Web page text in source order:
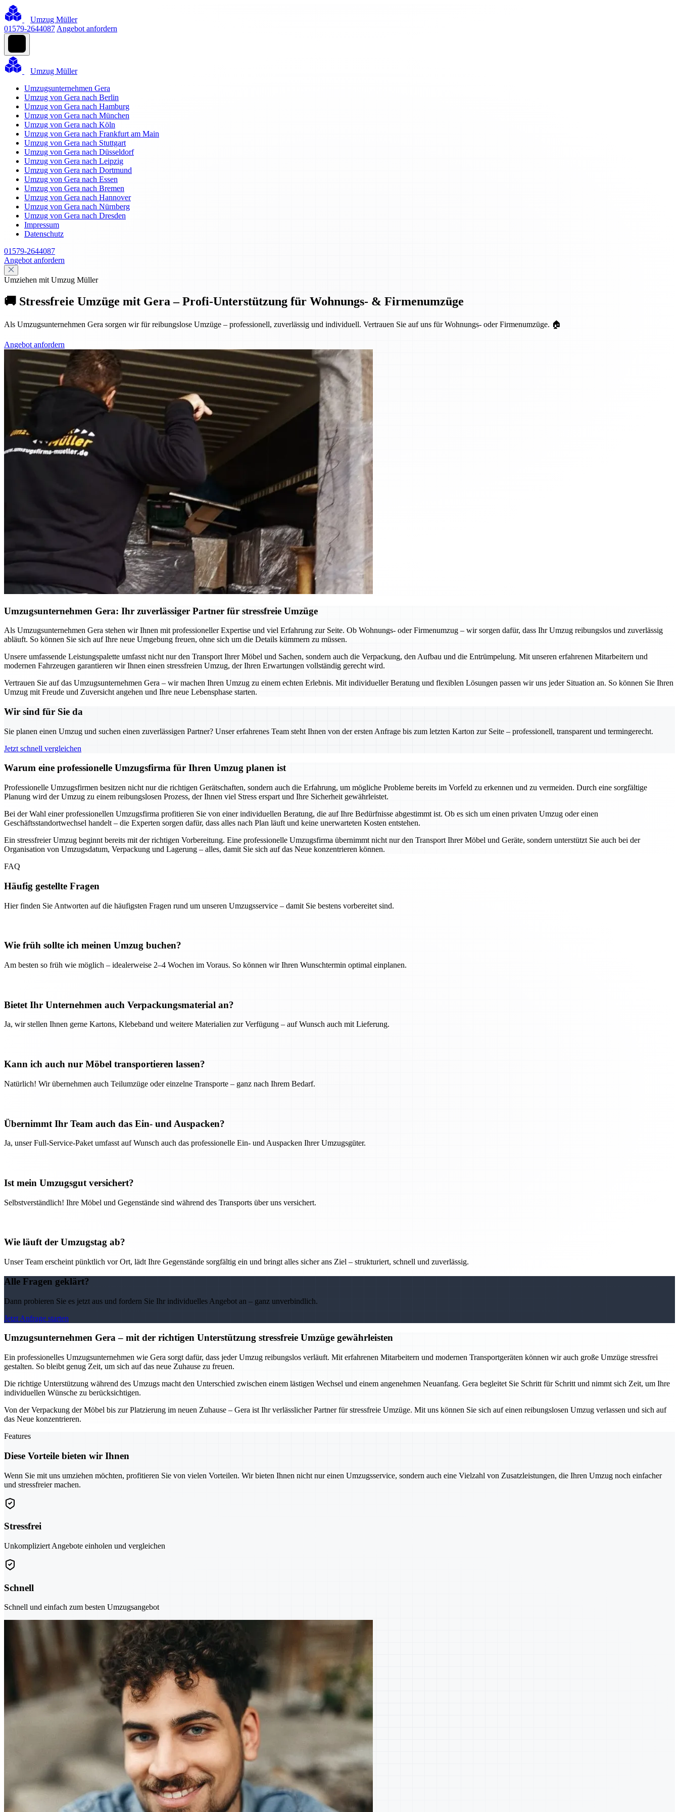
Umzug Müller
01579-2644087 Angebot anfordern
Umzug Müller
Umzugsunternehmen Gera
Umzug von Gera nach Berlin
Umzug von Gera nach Hamburg
Umzug von Gera nach München
Umzug von Gera nach Köln
Umzug von Gera nach Frankfurt am Main
Umzug von Gera nach Stuttgart
Umzug von Gera nach Düsseldorf
Umzug von Gera nach Leipzig
Umzug von Gera nach Dortmund
Umzug von Gera nach Essen
Umzug von Gera nach Bremen
Umzug von Gera nach Hannover
Umzug von Gera nach Nürnberg
Umzug von Gera nach Dresden
Impressum
Datenschutz
01579-2644087
Angebot anfordern
Umziehen mit Umzug Müller
🚚 Stressfreie Umzüge mit Gera – Profi-Unterstützung für Wohnungs- & Firmenumzüge
Als Umzugsunternehmen Gera sorgen wir für reibungslose Umzüge – professionell, zuverlässig und individuell. Vertrauen Sie auf uns für Wohnungs- oder Firmenumzüge. 🏠
Angebot anfordern
Umzugsunternehmen Gera: Ihr zuverlässiger Partner für stressfreie Umzüge
Als Umzugsunternehmen Gera stehen wir Ihnen mit professioneller Expertise und viel Erfahrung zur Seite. Ob Wohnungs- oder Firmenumzug – wir sorgen dafür, dass Ihr Umzug reibungslos und zuverlässig
abläuft. So können Sie sich auf Ihre neue Umgebung freuen, ohne sich um die Details kümmern zu müssen.
Unsere umfassende Leistungspalette umfasst nicht nur den Transport Ihrer Möbel und Sachen, sondern auch die Verpackung, den Aufbau und die Entrümpelung. Mit unseren erfahrenen Mitarbeitern und
modernen Fahrzeugen garantieren wir Ihnen einen stressfreien Umzug, der Ihren Erwartungen vollständig gerecht wird.
Vertrauen Sie auf das Umzugsunternehmen Gera – wir machen Ihren Umzug zu einem echten Erlebnis. Mit individueller Beratung und flexiblen Lösungen passen wir uns jeder Situation an. So können Sie Ihren
Umzug mit Freude und Zuversicht angehen und Ihre neue Lebensphase starten.
Wir sind für Sie da
Sie planen einen Umzug und suchen einen zuverlässigen Partner? Unser erfahrenes Team steht Ihnen von der ersten Anfrage bis zum letzten Karton zur Seite – professionell, transparent und termingerecht.
Jetzt schnell vergleichen
Warum eine professionelle Umzugsfirma für Ihren Umzug planen ist
Professionelle Umzugsfirmen besitzen nicht nur die richtigen Gerätschaften, sondern auch die Erfahrung, um mögliche Probleme bereits im Vorfeld zu erkennen und zu vermeiden. Durch eine sorgfältige
Planung wird der Umzug zu einem reibungslosen Prozess, der Ihnen viel Stress erspart und Ihre Sicherheit gewährleistet.
Bei der Wahl einer professionellen Umzugsfirma profitieren Sie von einer individuellen Beratung, die auf Ihre Bedürfnisse abgestimmt ist. Ob es sich um einen privaten Umzug oder einen
Geschäftsstandortwechsel handelt – die Experten sorgen dafür, dass alles nach Plan läuft und keine unerwarteten Kosten entstehen.
Ein stressfreier Umzug beginnt bereits mit der richtigen Vorbereitung. Eine professionelle Umzugsfirma übernimmt nicht nur den Transport Ihrer Möbel und Geräte, sondern unterstützt Sie auch bei der
Organisation von Umzugsdatum, Verpackung und Lagerung – alles, damit Sie sich auf das Neue konzentrieren können.
FAQ
Häufig gestellte Fragen
Hier finden Sie Antworten auf die häufigsten Fragen rund um unseren Umzugsservice – damit Sie bestens vorbereitet sind.
Wie früh sollte ich meinen Umzug buchen?
Am besten so früh wie möglich – idealerweise 2–4 Wochen im Voraus. So können wir Ihren Wunschtermin optimal einplanen.
Bietet Ihr Unternehmen auch Verpackungsmaterial an?
Ja, wir stellen Ihnen gerne Kartons, Klebeband und weitere Materialien zur Verfügung – auf Wunsch auch mit Lieferung.
Kann ich auch nur Möbel transportieren lassen?
Natürlich! Wir übernehmen auch Teilumzüge oder einzelne Transporte – ganz nach Ihrem Bedarf.
Übernimmt Ihr Team auch das Ein- und Auspacken?
Ja, unser Full-Service-Paket umfasst auf Wunsch auch das professionelle Ein- und Auspacken Ihrer Umzugsgüter.
Ist mein Umzugsgut versichert?
Selbstverständlich! Ihre Möbel und Gegenstände sind während des Transports über uns versichert.
Wie läuft der Umzugstag ab?
Unser Team erscheint pünktlich vor Ort, lädt Ihre Gegenstände sorgfältig ein und bringt alles sicher ans Ziel – strukturiert, schnell und zuverlässig.
Alle Fragen geklärt?
Dann probieren Sie es jetzt aus und fordern Sie Ihr individuelles Angebot an – ganz unverbindlich.
Jetzt Anfrage starten
Umzugsunternehmen Gera – mit der richtigen Unterstützung stressfreie Umzüge gewährleisten
Ein professionelles Umzugsunternehmen wie Gera sorgt dafür, dass jeder Umzug reibungslos verläuft. Mit erfahrenen Mitarbeitern und modernen Transportgeräten können wir auch große Umzüge stressfrei
gestalten. So bleibt genug Zeit, um sich auf das neue Zuhause zu freuen.
Die richtige Unterstützung während des Umzugs macht den Unterschied zwischen einem lästigen Wechsel und einem angenehmen Neuanfang. Gera begleitet Sie Schritt für Schritt und nimmt sich Zeit, um Ihre
individuellen Wünsche zu berücksichtigen.
Von der Verpackung der Möbel bis zur Platzierung im neuen Zuhause – Gera ist Ihr verlässlicher Partner für stressfreie Umzüge. Mit uns können Sie sich auf einen reibungslosen Umzug verlassen und sich auf
das Neue konzentrieren.
Features
Diese Vorteile bieten wir Ihnen
Wenn Sie mit uns umziehen möchten, profitieren Sie von vielen Vorteilen. Wir bieten Ihnen nicht nur einen Umzugsservice, sondern auch eine Vielzahl von Zusatzleistungen, die Ihren Umzug noch einfacher
und stressfreier machen.
Stressfrei
Unkompliziert Angebote einholen und vergleichen
Schnell
Schnell und einfach zum besten Umzugsangebot